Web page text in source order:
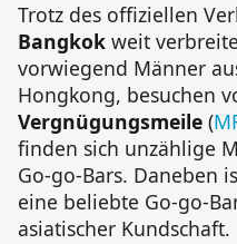
Trotz des offiziellen
Bangkok weit
vorwiegend Männer
Hongkong, besuchen
Vergnügungsmeile (
finden sich unzählige
Go-go-Bars. Daneben
eine beliebte Go-go-
asiatischer Kundschaft.